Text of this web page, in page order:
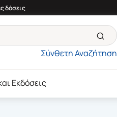
δόσεις
Σύνθετη Αναζήτηση
Εκδόσεις